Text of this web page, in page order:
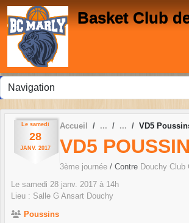
Basket Club
Le samedi
28
JANV. 2017
Accueil VD5
VD5
3ème journée / Contre Douchy Club
Le samedi 28 janv. 2017 à 14h
Lieu : Salle G Ansart Douchy
Poussins
Panneau de gestion des cookies